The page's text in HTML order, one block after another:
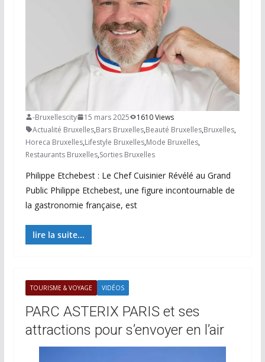
-Bruxellescity 15 mars 2025
1610 Views
Actualité Bruxelles,Bars Bruxelles,Beauté Bruxelles,Bruxelles,
Horeca Bruxelles,Lifestyle Bruxelles,Mode Bruxelles,
Restaurants Bruxelles,Sorties Bruxelles
Philippe Etchebest : Le Chef Cuisinier Révélé au Grand
Public Philippe Etchebest, une figure incontournable de
la gastronomie française, est
lire la suite...
TOURISME & VOYAGE VIDÉOS
PARC ASTERIX PARIS et ses
attractions pour s’envoyer en l’air